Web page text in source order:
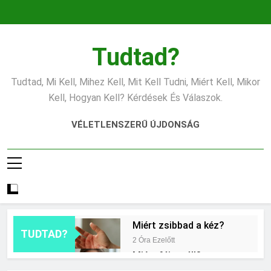
Tudtad?
Tudtad, Mi Kell, Mihez Kell, Mit Kell Tudni, Miért Kell, Mikor
Kell, Hogyan Kell? Kérdések És Válaszok.
VÉLETLENSZERŰ ÚJDONSÁG
TUDTAD?
Miért zsibbad a kéz?
2 Óra Ezelőtt
Miért fáj a váll?